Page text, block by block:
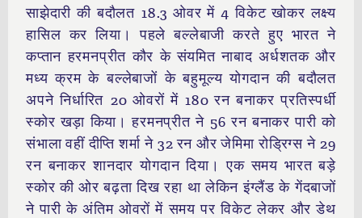
साझेदारी की बदौलत 18.3 ओवर में 4 विकेट खोकर लक्ष्य
हासिल कर लिया। पहले बल्लेबाजी करते हुए भारत ने
कप्तान हरमनप्रीत कौर के संयमित नाबाद अर्धशतक और
मध्य क्रम के बल्लेबाजों के बहुमूल्य योगदान की बदौलत
अपने निर्धारित 20 ओवरों में 180 रन बनाकर प्रतिस्पर्धी
स्कोर खड़ा किया। हरमनप्रीत ने 56 रन बनाकर पारी को
संभाला वहीं दीप्ति शर्मा ने 32 रन और जेमिमा रोड्रिग्स ने 29
रन बनाकर शानदार योगदान दिया। एक समय भारत बड़े
स्कोर की ओर बढ़ता दिख रहा था लेकिन इंग्लैंड के गेंदबाजों
ने पारी के अंतिम ओवरों में समय पर विकेट लेकर और डेथ